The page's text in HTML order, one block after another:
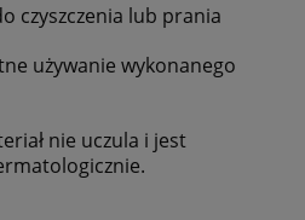
czyszczenia lub prania
używanie wykonanego
nie uczula i jest